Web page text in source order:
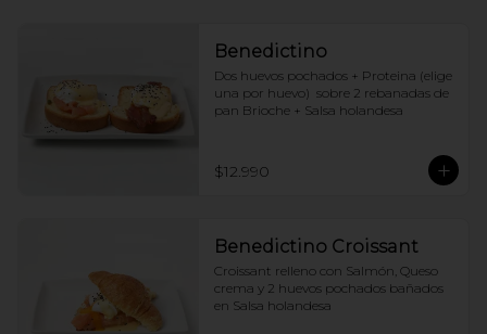
Benedictino
Dos huevos pochados + Proteina (elige
una por huevo)  sobre 2 rebanadas de
pan Brioche + Salsa holandesa
$12.990
Benedictino Croissant
Croissant relleno con Salmón, Queso
crema y 2 huevos pochados bañados
en Salsa holandesa